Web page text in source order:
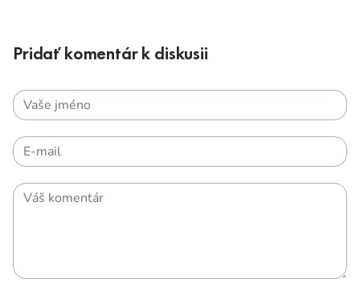
Pridať komentár k diskusii